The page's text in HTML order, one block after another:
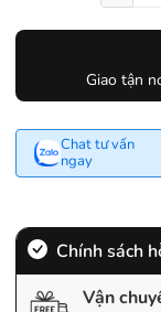
Giao tận
Chat tư vấn
ngay
Chính sách
Vận